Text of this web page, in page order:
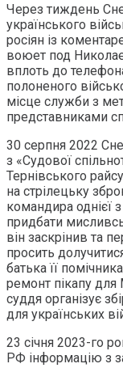
Через тиждень
українського
росіян із
воюет под
вплоть до
полоненого
місце служби з
представниками
30 серпня 2022
з «Судової
Тернівського
на стрілецьку
командира однієї
придбати
він заскрінив та
просить
батька її
ремонт пікапу для
суддя організує
для українських
23 січня 2023-го
РФ інформацію з